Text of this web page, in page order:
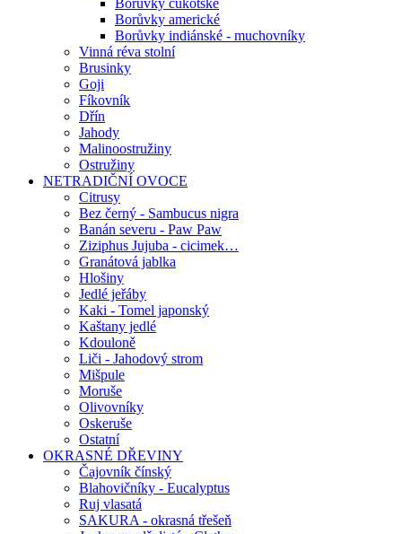
Borůvky čukotské
Borůvky americké
Borůvky indiánské - muchovníky
Vinná réva stolní
Brusinky
Goji
Fíkovník
Dřín
Jahody
Malinoostružiny
Ostružiny
NETRADIČNÍ OVOCE
Citrusy
Bez černý - Sambucus nigra
Banán severu - Paw Paw
Ziziphus Jujuba - cicimek…
Granátová jablka
Hlošiny
Jedlé jeřáby
Kaki - Tomel japonský
Kaštany jedlé
Kdouloně
Liči - Jahodový strom
Mišpule
Moruše
Olivovníky
Oskeruše
Ostatní
OKRASNÉ DŘEVINY
Čajovník čínský
Blahovičníky - Eucalyptus
Ruj vlasatá
SAKURA - okrasná třešeň